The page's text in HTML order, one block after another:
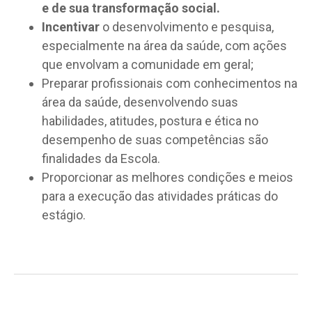
e de sua transformação social.
Incentivar o desenvolvimento e pesquisa,
especialmente na área da saúde, com ações
que envolvam a comunidade em geral;
Preparar profissionais com conhecimentos na
área da saúde, desenvolvendo suas
habilidades, atitudes, postura e ética no
desempenho de suas competências são
finalidades da Escola.
Proporcionar as melhores condições e meios
para a execução das atividades práticas do
estágio.